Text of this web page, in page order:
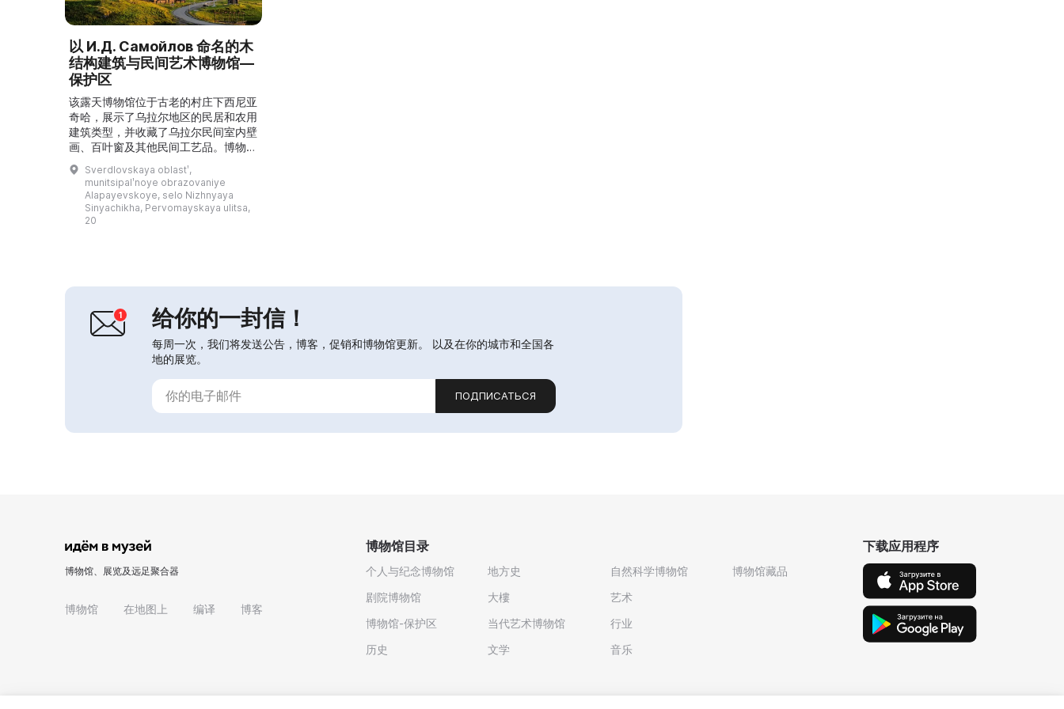
以 И.Д. Самойлов 命名的木
结构建筑与民间艺术博物馆—
保护区
该露天博物馆位于古老的村庄下西尼亚
奇哈，展示了乌拉尔地区的民居和农用
建筑类型，并收藏了乌拉尔民间室内壁
画、百叶窗及其他民间工艺品。博物馆
创始人是 И.Д. Самойлов。自1967年
起，伊万·达尼洛维奇开始从事石质和
木质建筑遗迹的实际修复工作。他用十
年时间修复了下西尼亚奇哈村的18世
纪末建筑古迹——救世主变容教堂。
Sverdlovskaya oblastʹ,
munitsipalʹnoye obrazovaniye
Alapayevskoye, selo Nizhnyaya
Sinyachikha, Pervomayskaya ulitsa,
20
给你的一封信！
每周一次，我们将发送公告，博客，促销和博物馆更新。 以及在你的城市和全国各
地的展览。
ПОДПИСАТЬСЯ
博物馆、展览及远足聚合器
博物馆 在地图上 编译 博客
博物馆目录
个人与纪念博物馆
剧院博物馆
博物馆-保护区
历史
地方史
大樓
当代艺术博物馆
文学
自然科学博物馆
艺术
行业
音乐
博物馆藏品
下载应用程序